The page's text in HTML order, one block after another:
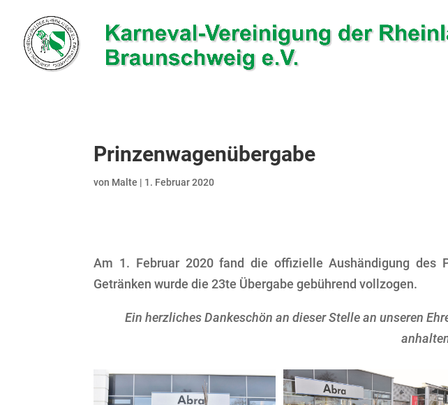
Prinzenwagenübergabe
von Malte | 1. Februar 2020
Am 1. Februar 2020 fand die offizielle Aushändigung des
Getränken wurde die 23te Übergabe gebührend vollzogen.
Ein herzliches Dankeschön an dieser Stelle an unseren